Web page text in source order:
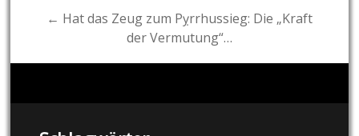
← Hat das Zeug zum Pỵrrhussieg: Die „Kraft
der Vermutung“…